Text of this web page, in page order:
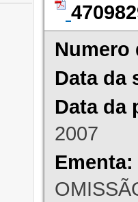
Numero
Data da
Data da
2007
Ementa: